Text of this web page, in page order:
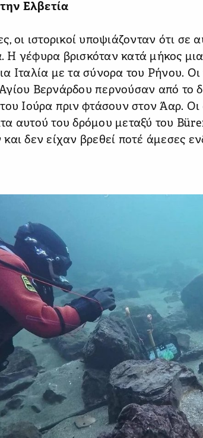
Ελβετία
οι ιστορικοί υποψιάζονταν ότι
Η γέφυρα βρισκόταν κατά μήκος
Ιταλία με τα σύνορα του Ρήνου. Οι
Βερνάρδου περνούσαν από το
Ιούρα πριν φτάσουν στον Άαρ.
αυτού του δρόμου μεταξύ του
δεν είχαν βρεθεί ποτέ άμεσες